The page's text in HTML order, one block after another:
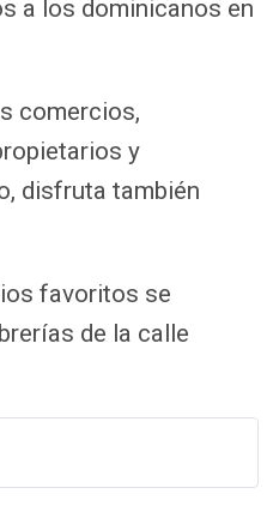
a los dominicanos en
comercios,
y
disfruta también
favoritos se
de la calle